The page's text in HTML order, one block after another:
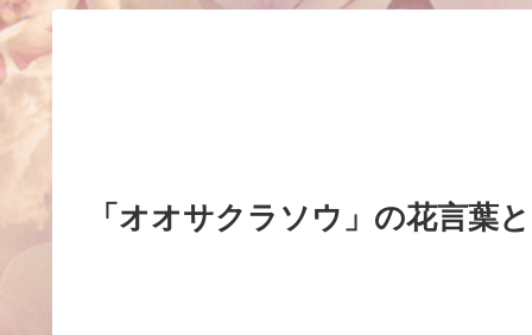
「オオサクラソウ」の花言葉